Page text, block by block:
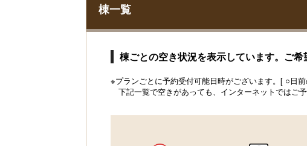
棟一覧
棟ごとの空き状況を表示しています。ご希
※プランごとに予約受付可能日時がございます。[ ○日
下記一覧で空きがあっても、インターネットではご